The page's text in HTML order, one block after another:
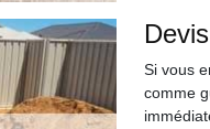
Si vous
comme